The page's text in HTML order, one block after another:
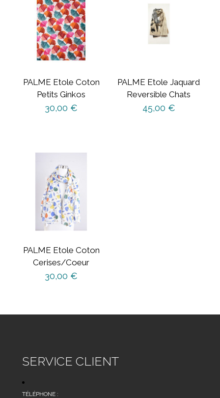
PALME Etole Coton
Petits Ginkos
30,00 €
PALME Etole Jaquard
Reversible Chats
45,00 €
PALME Etole Coton
Cerises/Coeur
30,00 €
SERVICE CLIENT
TÉLÉPHONE :